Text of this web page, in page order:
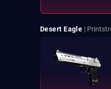
Desert Eagle |